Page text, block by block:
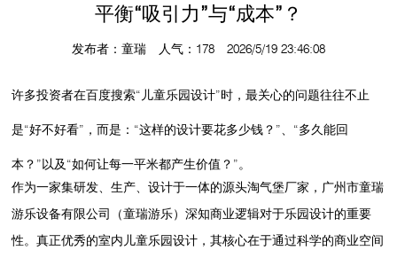
平衡“吸引力”与“成本”？
发布者：童瑞 人气：178 2026/5/19 23:46:08
许多投资者在百度搜索“ 儿童乐园设计”时，最关心的问题往往不止
是“好不好看”，而是：“这样的设计要花多少钱？”、“多久能回
本？”以及“如何让每一平米都产生价值？”。
作为一家集研发、生产、设计于一体的源头淘气堡厂家 ， 广州市童瑞
游乐设备有限公司
（童瑞游乐）深知商业逻辑对于乐园设计的重要
性。真正优秀的室内儿童乐园设计 ，其核心在于通过科学的商业空间